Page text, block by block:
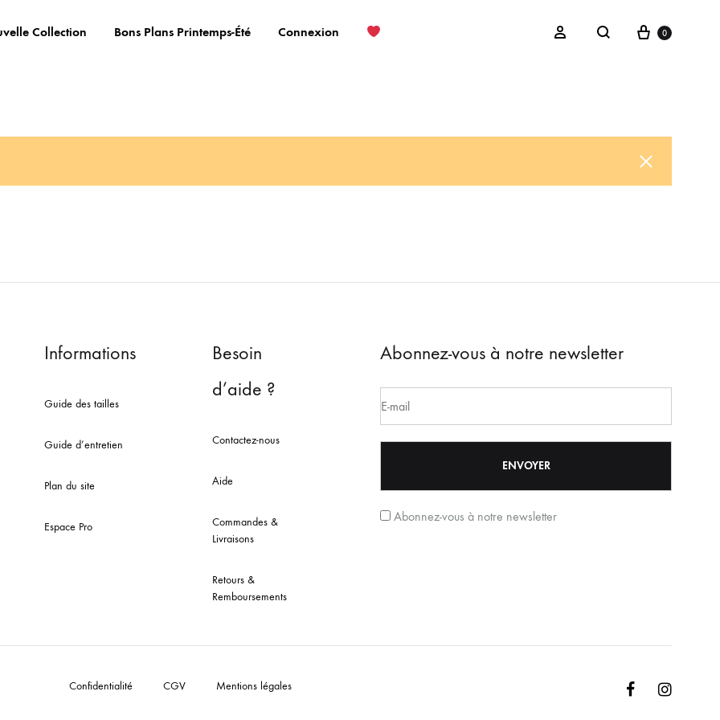
Collection Bons Plans Printemps-Été Connexion Sign in
Search
Cart
0
Informations
Guide des tailles
Guide d’entretien
Plan du site
Espace Pro
Besoin
d’aide ?
Contactez-nous
Aide
Commandes &
Livraisons
Retours &
Remboursements
Abonnez-vous à notre newsletter
Abonnez-vous à notre newsletter
Confidentialité CGV Mentions légales Facebook